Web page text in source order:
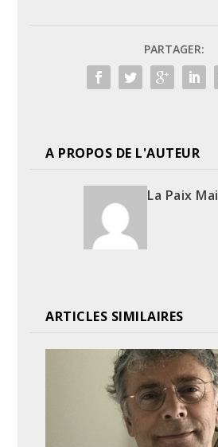
PARTAGER:
A PROPOS DE L'AUTEUR
La Paix
ARTICLES SIMILAIRES